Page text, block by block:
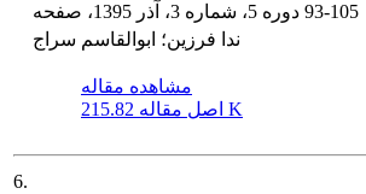
93-105
ندا فرزین؛ ابوالقاسم سراج
مشاهده مقاله
اصل مقاله 215.82 K
6.